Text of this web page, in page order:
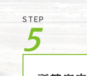
STEP
5